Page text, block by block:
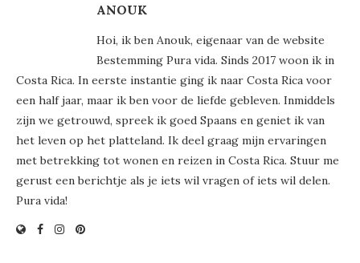
ANOUK
Hoi, ik ben Anouk, eigenaar van de website
Bestemming Pura vida. Sinds 2017 woon ik in
Costa Rica. In eerste instantie ging ik naar Costa Rica voor
een half jaar, maar ik ben voor de liefde gebleven. Inmiddels
zijn we getrouwd, spreek ik goed Spaans en geniet ik van
het leven op het platteland. Ik deel graag mijn ervaringen
met betrekking tot wonen en reizen in Costa Rica. Stuur me
gerust een berichtje als je iets wil vragen of iets wil delen.
Pura vida!